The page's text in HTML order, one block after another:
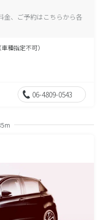
金、ご予約はこちらから各
指定不可）
06-4809-0543